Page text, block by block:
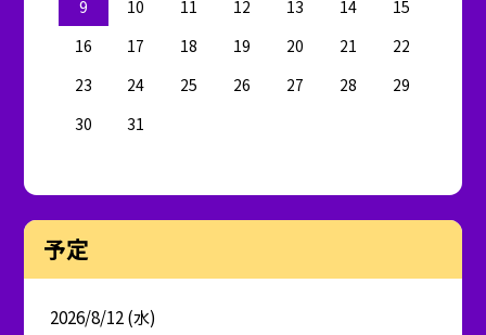
9 10 11 12 13 14
15
16
17 18 19 20 21
22
23
24 25 26 27 28
29
30
31
予定
2026/8/12 (水)